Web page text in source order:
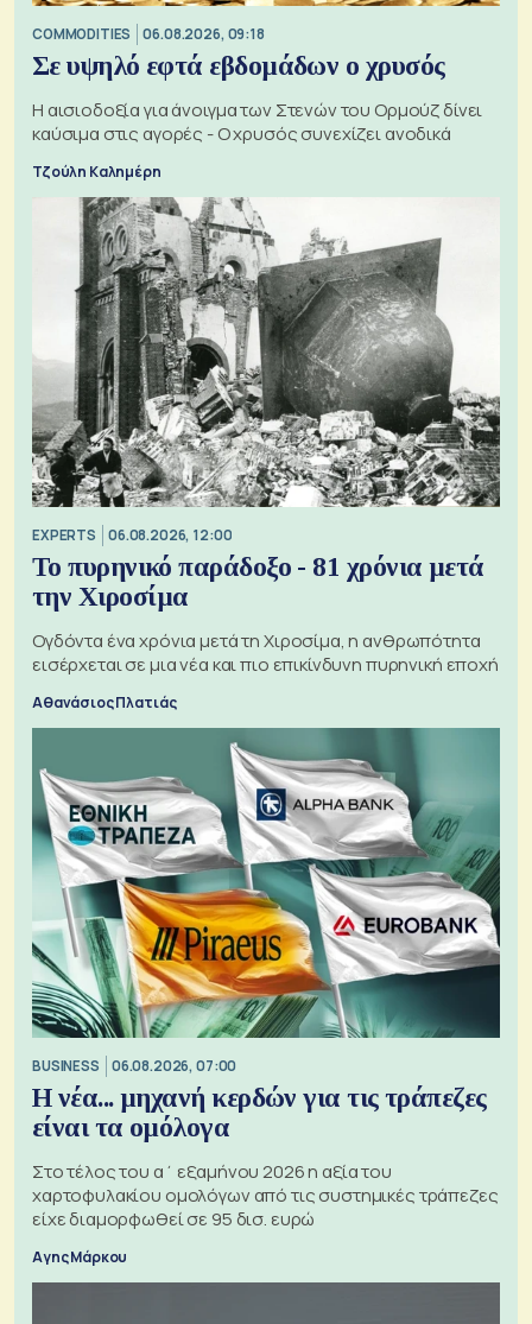
COMMODITIES 06.08.2026, 09:18
Σε υψηλό εφτά εβδομάδων ο χρυσός
Η αισιοδοξία για άνοιγμα των Στενών του Ορμούζ δίνει
καύσιμα στις αγορές - Ο χρυσός συνεχίζει ανοδικά
Τζούλη Καλημέρη
EXPERTS 06.08.2026, 12:00
Το πυρηνικό παράδοξο - 81 χρόνια μετά
την Χιροσίμα
Ογδόντα ένα χρόνια μετά τη Χιροσίμα, η ανθρωπότητα
εισέρχεται σε μια νέα και πιο επικίνδυνη πυρηνική εποχή
Αθανάσιος Πλατιάς
BUSINESS 06.08.2026, 07:00
Η νέα... μηχανή κερδών για τις τράπεζες
είναι τα ομόλογα
Στο τέλος του α΄ εξαμήνου 2026 η αξία του
χαρτοφυλακίου ομολόγων από τις συστημικές τράπεζες
είχε διαμορφωθεί σε 95 δισ. ευρώ
Αγης Μάρκου